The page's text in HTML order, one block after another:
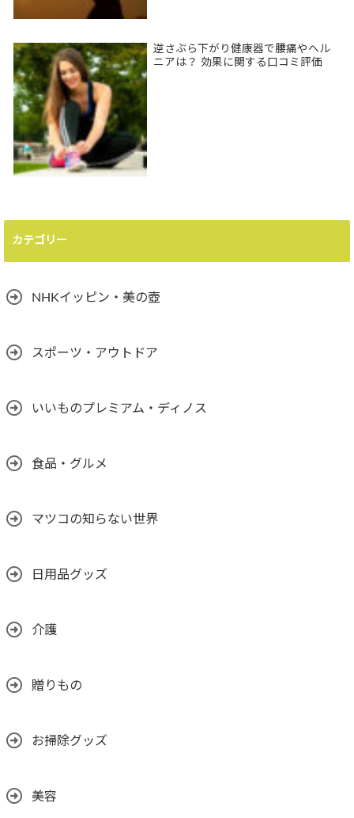
逆さぶら下がり健康器で腰痛やヘル
ニアは？ 効果に関する口コミ評価
カテゴリー
NHKイッピン・美の壺
スポーツ・アウトドア
いいものプレミアム・ディノス
食品・グルメ
マツコの知らない世界
日用品グッズ
介護
贈りもの
お掃除グッズ
美容